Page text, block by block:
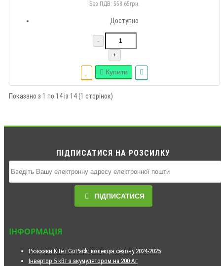
Без ПДВ: 558.65грн.
Доступно
-
+
Купити
Показано з 1 по 14 із 14 (1 сторінок)
ПІДПИСАТИСЯ НА РОЗСИЛКУ
ПІДПИСАТИСЯ
ІНФОРМАЦІЯ
Рюкзаки Kite і GoPack: колекція сезону 2024-2025
Інвертор 5 кВт з акумулятором на 200 Аг